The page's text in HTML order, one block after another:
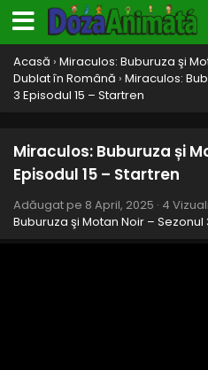
Acasă › Miraculos: Buburuza şi
Dublat în Română › Miraculos:
3 Episodul 15 – Startren
Miraculos: Buburuza și
Episodul 15 – Startren
Adăugat pe 8 April, 2025 · 4
Buburuza şi Motan Noir –
Eps 25 - Bătălia
2025
Miraculos:
Episodul 24 –
Miraculos:
Episodul 23 –
Miraculos:
Episodul 22 –